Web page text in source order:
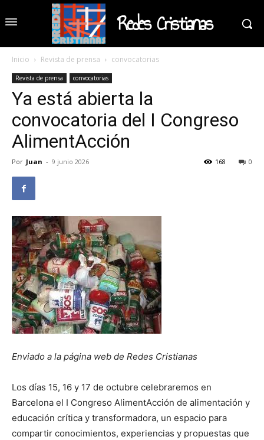
Redes Cristianas
Inicio Revista de prensa convocatorias
Revista de prensa convocatorias
Ya está abierta la
convocatoria del I Congreso
AlimentAcción
Por Juan - 9 junio 2026 0
168
Enviado a la página web de Redes Cristianas
Los días 15, 16 y 17 de octubre celebraremos en
Barcelona el I Congreso AlimentAcción de alimentación y
educación crítica y transformadora, un espacio para
compartir conocimientos, experiencias y propuestas que